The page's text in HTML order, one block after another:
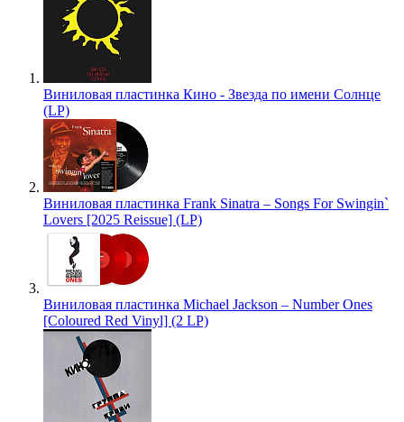
Виниловая пластинка Кино - Звезда по имени Солнце
(LP)
Виниловая пластинка Frank Sinatra – Songs For Swingin`
Lovers [2025 Reissue] (LP)
Виниловая пластинка Michael Jackson – Number Ones
[Coloured Red Vinyl] (2 LP)